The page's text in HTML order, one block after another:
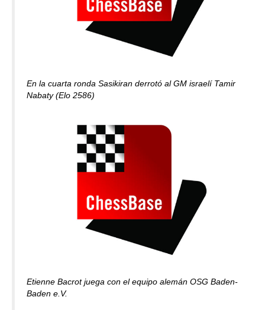
En la cuarta ronda Sasikiran derrotó al GM israelí Tamir
Nabaty (Elo 2586)
Etienne Bacrot juega con el equipo alemán OSG Baden-
Baden e.V.